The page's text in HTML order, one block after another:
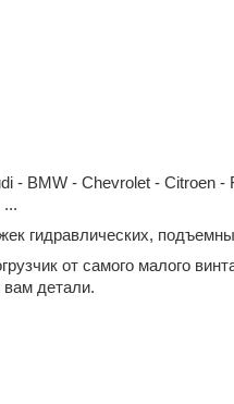
- BMW - Chevrolet - Citroen
...
гидравлических,
от самого малого
вам детали.